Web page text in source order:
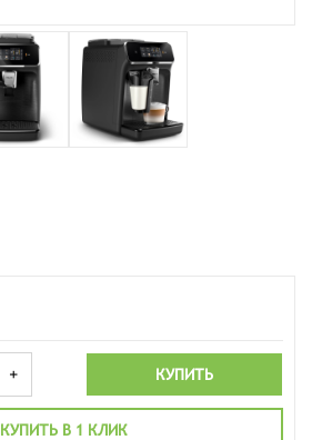
+ КУПИТЬ
КУПИТЬ В 1 КЛИК